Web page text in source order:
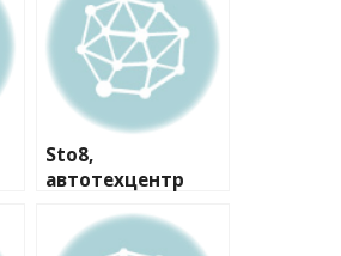
Sto8,
автотехцентр